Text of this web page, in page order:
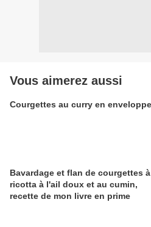
Vous aimerez aussi
Courgettes au curry en
Bavardage et flan de courgettes
ricotta à l'ail doux et au cumin,
recette de mon livre en prime